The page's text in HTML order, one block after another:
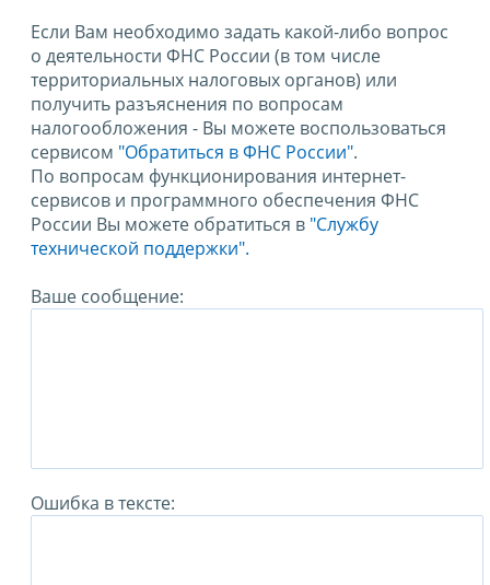
Если Вам необходимо задать какой-либо вопрос
о деятельности ФНС России (в том числе
территориальных налоговых органов) или
получить разъяснения по вопросам
налогообложения - Вы можете воспользоваться
сервисом "Обратиться в ФНС России".
По вопросам функционирования интернет-
сервисов и программного обеспечения ФНС
России Вы можете обратиться в "Службу
технической поддержки".
Ваше сообщение:
Ошибка в тексте: